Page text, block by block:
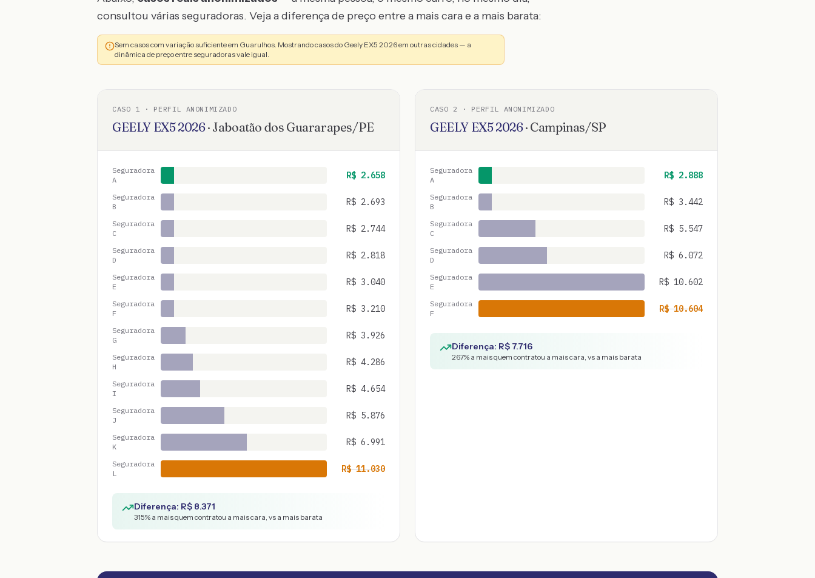
consultou várias seguradoras. Veja a diferença de preço entre a mais cara e a mais barata:
Sem casos com variação suficiente em Guarulhos. Mostrando casos do Geely EX5 2026 em outras cidades — a
dinâmica de preço entre seguradoras vale igual.
CASO 1 · PERFIL ANONIMIZADO
GEELY EX52026· Jaboatão dos Guararapes/PE
Seguradora
A
R$ 2.658
Seguradora
B
R$ 2.693
Seguradora
C
R$ 2.744
Seguradora
D
R$ 2.818
Seguradora
E
R$ 3.040
Seguradora
F
R$ 3.210
Seguradora
G
R$ 3.926
Seguradora
H
R$ 4.286
Seguradora
I
R$ 4.654
Seguradora
J
R$ 5.876
Seguradora
K
R$ 6.991
Seguradora
L
R$11.030
Diferença: R$ 8.371
315% a mais quem contratou a mais cara, vs a mais barata
CASO 2 · PERFIL ANONIMIZADO
GEELY EX52026· Campinas/SP
Seguradora
A
R$ 2.888
Seguradora
B
R$ 3.442
Seguradora
C
R$ 5.547
Seguradora
D
R$ 6.072
Seguradora
E
R$ 10.602
Seguradora
F
R$10.604
Diferença: R$ 7.716
267% a mais quem contratou a mais cara, vs a mais barata